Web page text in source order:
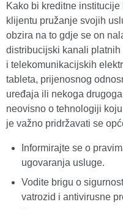
Kako bi kreditne
klijentu pružanje svojih
obzira na to gdje se on
distribucijski kanali
i telekomunikacijskih
tableta, prijenosnog
uređaja ili nekoga
neovisno o tehnologiji
je važno pridržavati se
Informirajte se o
ugovaranja usluge.
Vodite brigu o
vatrozid i antivirusne